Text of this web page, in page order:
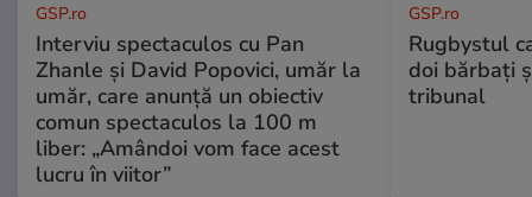
GSP.ro
Interviu spectaculos cu Pan
Zhanle și David Popovici, umăr la
umăr, care anunță un obiectiv
comun spectaculos la 100 m
liber: „Amândoi vom face acest
lucru în viitor”
GSP.ro
Rugbystul
doi bărbați
tribunal